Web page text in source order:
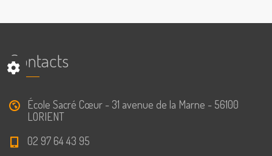
Contacts
École Sacré Cœur - 31 avenue de la Marne - 56100
LORIENT
02 97 64 43 95